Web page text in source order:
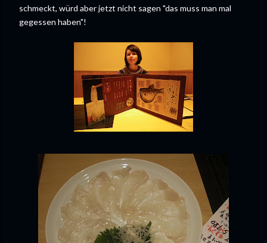
schmeckt, würd aber jetzt nicht sagen "das muss man mal
gegessen haben"!